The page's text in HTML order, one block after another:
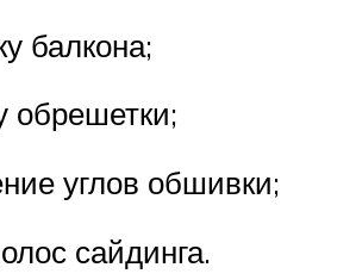
балкона;
обрешетки;
углов обшивки;
сайдинга.